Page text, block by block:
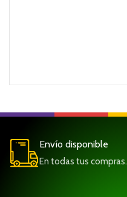
Envío disponible
En todas tus compras.